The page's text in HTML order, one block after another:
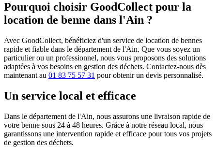
Pourquoi choisir GoodCollect pour la
location de benne dans l'Ain ?
Avec GoodCollect, bénéficiez d'un service de location de bennes
rapide et fiable dans le département de l'Ain. Que vous soyez un
particulier ou un professionnel, nous vous proposons des solutions
adaptées à vos besoins en gestion des déchets. Contactez-nous dès
maintenant au 01 83 75 57 31 pour obtenir un devis personnalisé.
Un service local et efficace
Dans le département de l'Ain, nous assurons une livraison rapide de
votre benne sous 24 à 48 heures. Grâce à notre réseau local, nous
garantissons une intervention rapide et efficace pour tous vos projets
de gestion des déchets.